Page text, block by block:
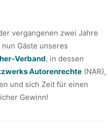
vergangenen zwei Jahre
Gäste unseres
Verband, in dessen
Autorenrechte (NAR),
und sich Zeit für einen
Gewinn!